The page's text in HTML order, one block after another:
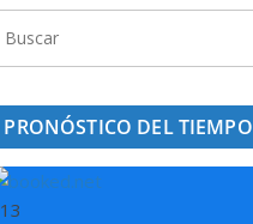
PRONÓSTICO DEL TIEMPO
13